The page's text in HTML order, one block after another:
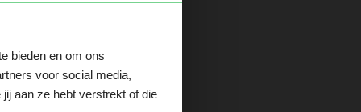
bieden en om ons
voor social media,
aan ze hebt verstrekt of die